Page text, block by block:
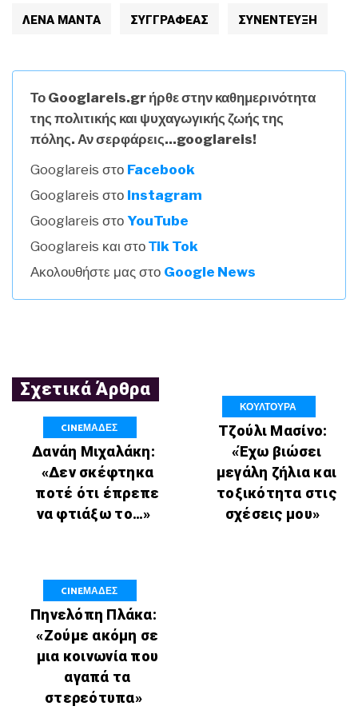
ΛΈΝΑ ΜΑΝΤΆ ΣΥΓΓΡΑΦΈΑΣ ΣΥΝΕΝΤΕΥΞΗ
Το Googlareis.gr ήρθε στην καθημερινότητα
της πολιτικής και ψυχαγωγικής ζωής της
πόλης. Αν σερφάρεις...googlareis!
Googlareis στο Facebook
Googlareis στο Instagram
Googlareis στο YouTube
Googlareis και στο Τik Tok
Ακολουθήστε μας στο Google News
Σχετικά Άρθρα
CINEΜΑΔΕΣ
Δανάη Μιχαλάκη:
«Δεν σκέφτηκα
ποτέ ότι έπρεπε
να φτιάξω το…»
ΚΟΥΛΤΟΥΡΑ
Τζούλι Μασίνο:
«Έχω βιώσει
μεγάλη ζήλια και
τοξικότητα στις
σχέσεις μου»
CINEΜΑΔΕΣ
Πηνελόπη Πλάκα:
«Ζούμε ακόμη σε
μια κοινωνία που
αγαπά τα
στερεότυπα»